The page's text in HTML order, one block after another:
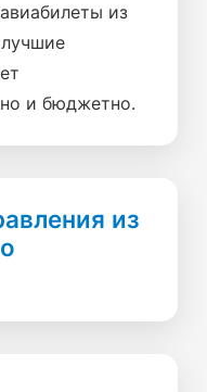
из
и бюджетно.
из